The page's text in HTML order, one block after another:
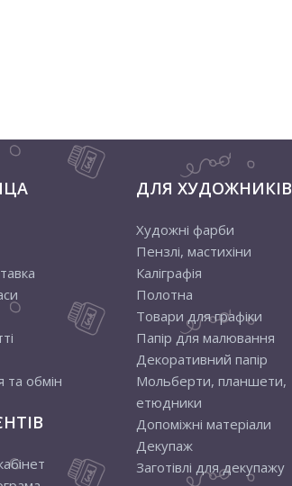
обмін
ДЛЯ ХУДОЖНИКІВ
Художні фарби
Пензлі, мастихіни
Каліграфія
Полотна
Товари для графіки
Папір для малювання
Декоративний папір
Мольберти, планшети,
етюдники
Допоміжні матеріали
Декупаж
Заготівлі для декупажу